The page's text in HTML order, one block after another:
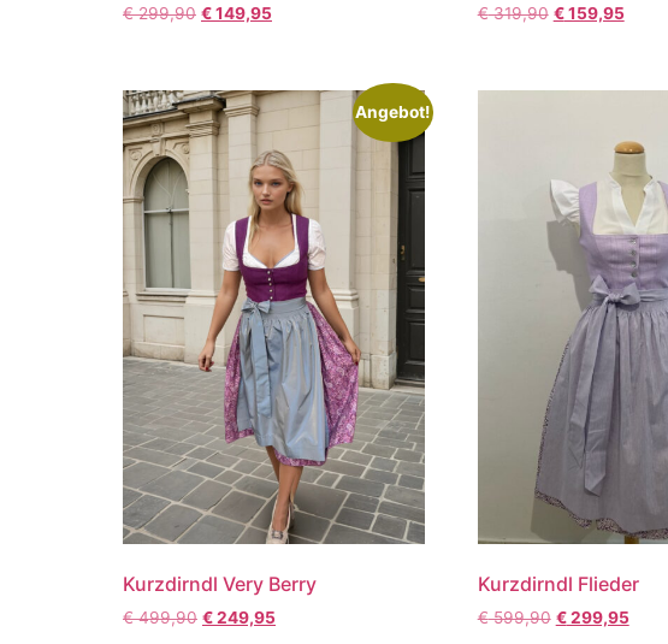
€299,90 €149,95 €319,90 €159,95
Angebot!
Kurzdirndl Very Berry
€499,90 €249,95
Kurzdirndl Flieder
€599,90 €299,95